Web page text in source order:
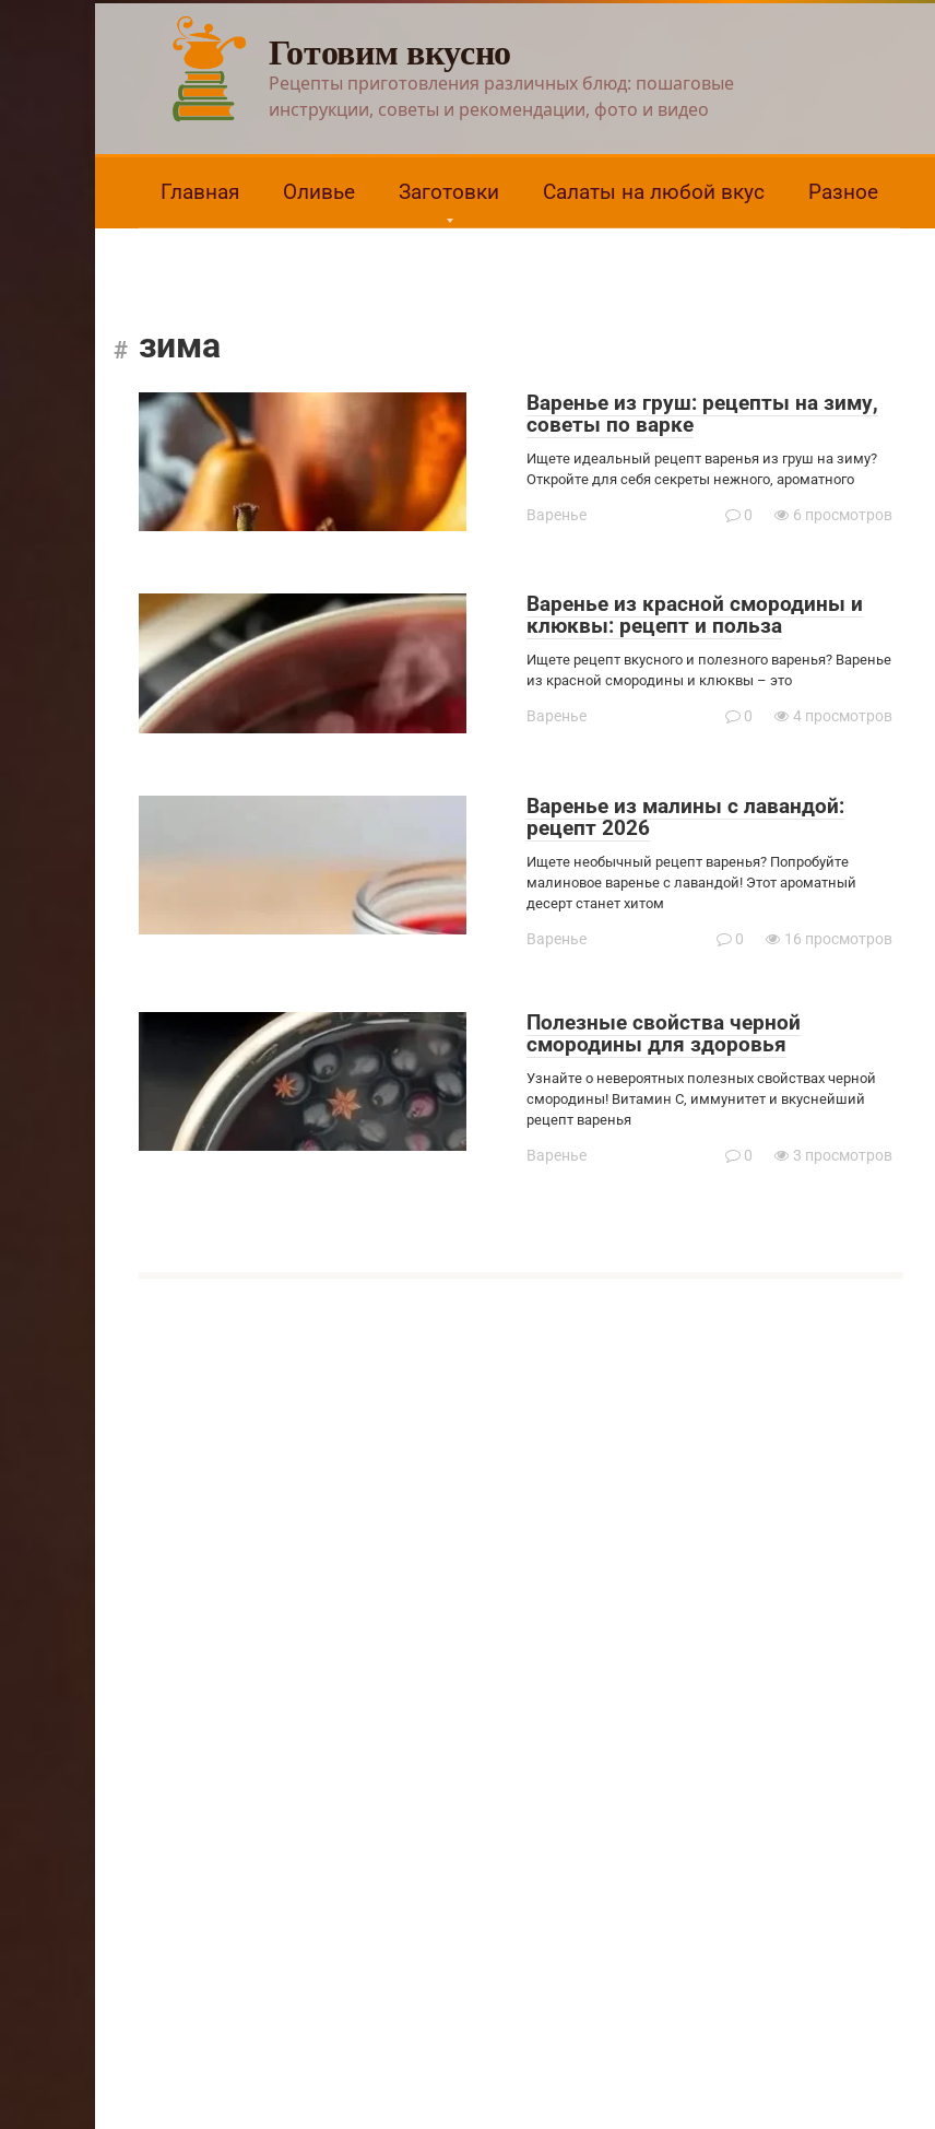
Готовим вкусно
Рецепты приготовления различных блюд: пошаговые
инструкции, советы и рекомендации, фото и видео
Главная Оливье Заготовки Салаты на любой вкус Разное
зима
Варенье из груш: рецепты на зиму,
советы по варке
Ищете идеальный рецепт варенья из груш на зиму?
Откройте для себя секреты нежного, ароматного
Варенье 0 6 просмотров
Варенье из красной смородины и
клюквы: рецепт и польза
Ищете рецепт вкусного и полезного варенья? Варенье
из красной смородины и клюквы – это
Варенье 0 4 просмотров
Варенье из малины с лавандой:
рецепт 2026
Ищете необычный рецепт варенья? Попробуйте
малиновое варенье с лавандой! Этот ароматный
десерт станет хитом
Варенье 0 16 просмотров
Полезные свойства черной
смородины для здоровья
Узнайте о невероятных полезных свойствах черной
смородины! Витамин С, иммунитет и вкуснейший
рецепт варенья
Варенье 0 3 просмотров